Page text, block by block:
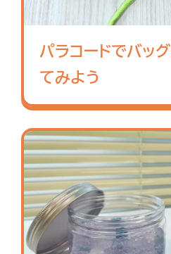
パラコードでバッ
てみよう